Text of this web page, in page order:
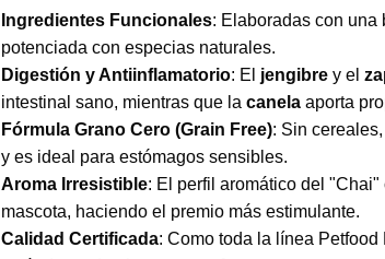
Ingredientes Funcionales: Elaboradas con una
potenciada con especias naturales.
Digestión y Antiinflamatorio: El jengibre y el
intestinal sano, mientras que la canela aporta
Fórmula Grano Cero (Grain Free): Sin
y es ideal para estómagos sensibles.
Aroma Irresistible: El perfil aromático del
mascota, haciendo el premio más estimulante.
Calidad Certificada: Como toda la línea